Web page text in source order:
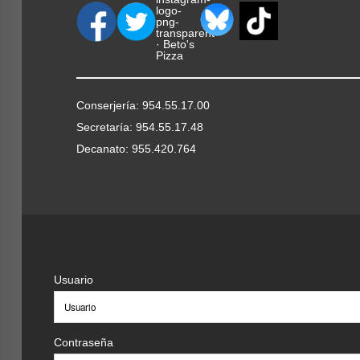
Conserjería: 954.55.17.00
Secretaría: 954.55.17.48
Decanato: 955.420.764
Usuario
Contraseña